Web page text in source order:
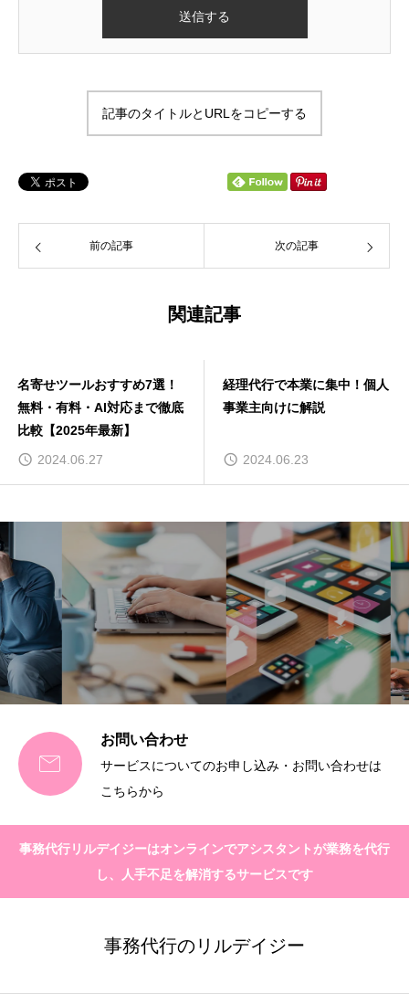
記事のタイトルとURLをコピーする
前の記事 次の記事
関連記事
名寄せツールおすすめ7選！
無料・有料・AI対応まで徹底
比較【2025年最新】
2024.06.27
経理代行で本業に集中！個人
事業主向けに解説
2024.06.23

お問い合わせ
サービスについてのお申し込み・お問い合わせは
こちらから
事務代行リルデイジーはオンラインでアシスタントが業務を代行
し、人手不足を解消するサービスです
事務代行のリルデイジー